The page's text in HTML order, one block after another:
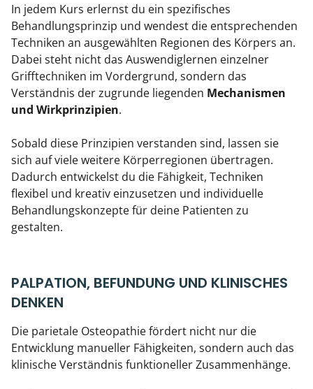
In jedem Kurs erlernst du ein spezifisches
Behandlungsprinzip und wendest die entsprechenden
Techniken an ausgewählten Regionen des Körpers an.
Dabei steht nicht das Auswendiglernen einzelner
Grifftechniken im Vordergrund, sondern das
Verständnis der zugrunde liegenden Mechanismen
und Wirkprinzipien.
Sobald diese Prinzipien verstanden sind, lassen sie
sich auf viele weitere Körperregionen übertragen.
Dadurch entwickelst du die Fähigkeit, Techniken
flexibel und kreativ einzusetzen und individuelle
Behandlungskonzepte für deine Patienten zu
gestalten.
PALPATION, BEFUNDUNG UND KLINISCHES
DENKEN
Die parietale Osteopathie fördert nicht nur die
Entwicklung manueller Fähigkeiten, sondern auch das
klinische Verständnis funktioneller Zusammenhänge.